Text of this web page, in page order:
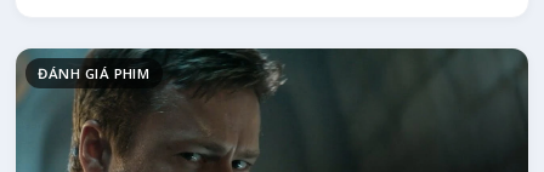
ĐÁNH GIÁ PHIM